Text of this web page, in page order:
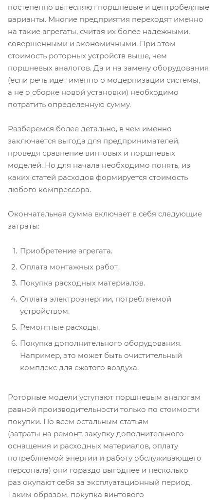
постепенно вытесняют поршневые и центробежные
варианты. Многие предприятия переходят именно
на такие агрегаты, считая их более надежными,
совершенными и экономичными. При этом
стоимость роторных устройств выше, чем
поршневых аналогов. Да и на замену оборудования
(если речь идет именно о модернизации системы,
а не о сборке новой установки) необходимо
потратить определенную сумму.
Разберемся более детально, в чем именно
заключается выгода для предпринимателей,
проведя сравнение винтовых и поршневых
моделей. Но для начала необходимо понять, из
каких статей расходов формируется стоимость
любого компрессора.
Окончательная сумма включает в себя следующие
затраты:
Приобретение агрегата.
Оплата монтажных работ.
Покупка расходных материалов.
Оплата электроэнергии, потребляемой
устройством.
Ремонтные расходы.
Покупка дополнительного оборудования.
Например, это может быть очистительный
комплекс для сжатого воздуха.
Роторные модели уступают поршневым аналогам
равной производительности только по стоимости
покупки. По всем остальным статьям
(затраты на ремонт, закупку дополнительного
оснащения и расходных материалов, оплату
потребляемой энергии и работу обслуживающего
персонала) они гораздо выгоднее и несколько
раз окупают себя за эксплуатационный период.
Таким образом, покупка винтового